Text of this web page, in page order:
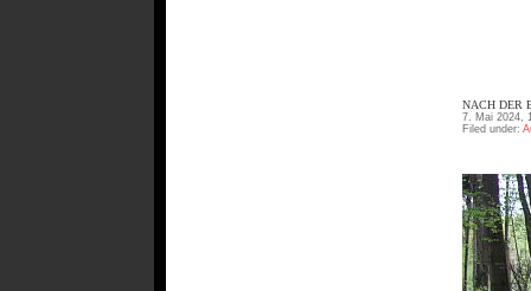
NACH DER
7. Mai 2024,
Filed under: